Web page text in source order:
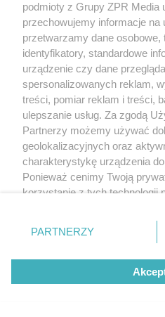
podmioty z Grupy ZPR Media
przechowujemy informacje na
przetwarzamy dane osobowe,
identyfikatory, standardowe
urządzenie czy dane
spersonalizowanych reklam,
treści, pomiar reklam i treści,
ulepszanie usług. Za zgodą
Partnerzy możemy używać
geolokalizacyjnych oraz
charakterystykę urządzenia
Ponieważ cenimy Twoją
korzystanie z tych technologii
zmienić/wycofać klikając
znajdujący się w lewym
rodzaje przetwarzania danych
użytkownika, ale masz prawo
przetwarzaniu. Preferencje
PARTNERZY